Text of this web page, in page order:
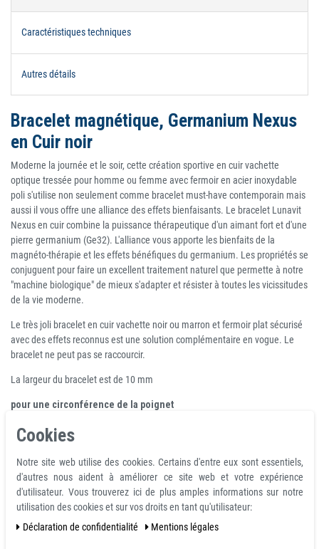
Caractéristiques techniques
Autres détails
Bracelet magnétique, Germanium Nexus
en Cuir noir
Moderne la journée et le soir, cette création sportive en cuir vachette
optique tressée pour homme ou femme avec fermoir en acier inoxydable
poli s'utilise non seulement comme bracelet must-have contemporain mais
aussi il vous offre une alliance des effets bienfaisants. Le bracelet Lunavit
Nexus en cuir combine la puissance thérapeutique d'un aimant fort et d'une
pierre germanium (Ge32). L'alliance vous apporte les bienfaits de la
magnéto-thérapie et les effets bénéfiques du germanium. Les propriétés se
conjuguent pour faire un excellent traitement naturel que permette à notre
"machine biologique" de mieux s'adapter et résister à toutes les vicissitudes
de la vie moderne.
Le très joli bracelet en cuir vachette noir ou marron et fermoir plat sécurisé
avec des effets reconnus est une solution complémentaire en vogue. Le
bracelet ne peut pas se raccourcir.
La largeur du bracelet est de 10 mm
pour une circonférence de la poignet
M = ~17.5 cm / 18.0 cm
L = ~19.0 cm
xL = ~20.5 cm
Vous pourriez également être
intéressé par
Cookies
Notre site web utilise des cookies. Certains d'entre eux sont essentiels,
d'autres nous aident à améliorer ce site web et votre expérience
d'utilisateur. Vous trouverez ici de plus amples informations sur notre
utilisation des cookies et sur vos droits en tant qu'utilisateur:
Déclaration de confidentialité
Mentions légales